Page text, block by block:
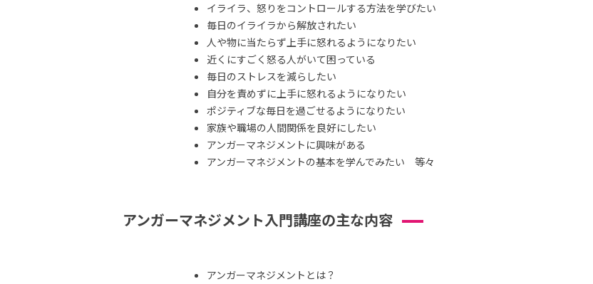
イライラ、怒りをコントロールする方法を学びたい
毎日のイライラから解放されたい
人や物に当たらず上手に怒れるようになりたい
近くにすごく怒る人がいて困っている
毎日のストレスを減らしたい
自分を責めずに上手に怒れるようになりたい
ポジティブな毎日を過ごせるようになりたい
家族や職場の人間関係を良好にしたい
アンガーマネジメントに興味がある
アンガーマネジメントの基本を学んでみたい 等々
アンガーマネジメント入門講座の主な内容
アンガーマネジメントとは？